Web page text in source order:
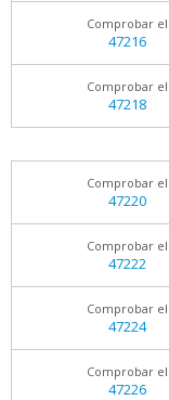
Comprobar el
47216
Comprobar el
47218
Comprobar el
47220
Comprobar el
47222
Comprobar el
47224
Comprobar el
47226